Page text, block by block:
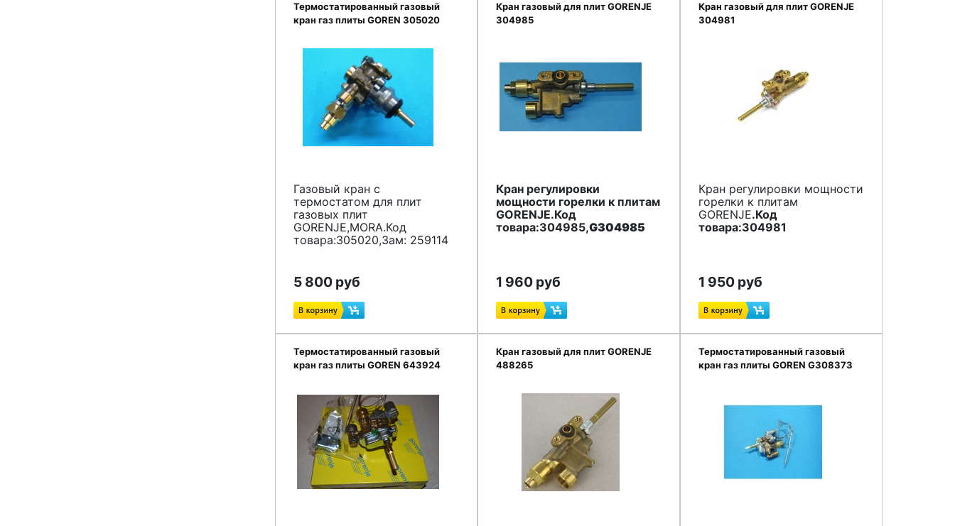
Термостатированный газовый
кран газ плиты GOREN 305020
Газовый кран с
термостатом для плит
газовых плит
GORENJE,MORA.Код
товара:305020,Зам: 259114
5 800 руб
Кран газовый для плит GORENJE
304985
Кран регулировки
мощности горелки к плитам
GORENJE.Код
товара:304985,G304985
1 960 руб
Кран газовый для плит GORENJE
304981
Кран регулировки мощности
горелки к плитам
GORENJE.Код
товара:304981
1 950 руб
Термостатированный газовый
кран газ плиты GOREN 643924
Кран газовый для плит GORENJE
488265
Термостатированный газовый
кран газ плиты GOREN G308373